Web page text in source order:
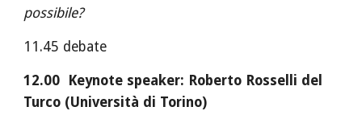
possibile?
11.45 debate
12.00  Keynote speaker: Roberto Rosselli del
Turco (Università di Torino)